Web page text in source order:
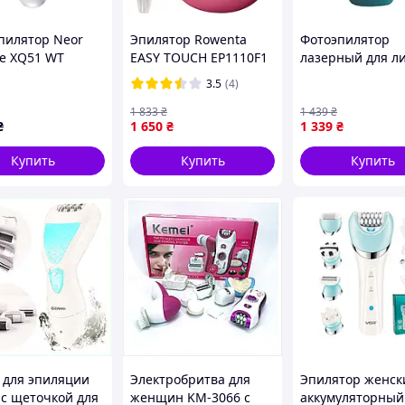
Neor
XQ51 WT
Купить
Эпилятор Rowenta
EASY TOUCH EP1110F1
3.5 (4)
1 650 ₴
1 833₴
Купить
Фотоэпилятор
лазерный для
IPL (2693930205)
2026
1 339 ₴
1 439₴
Купить
эпиляции
щеточкой для
Электробритва для
женщин KM-3066 с
Эпилятор
аккумуляторный